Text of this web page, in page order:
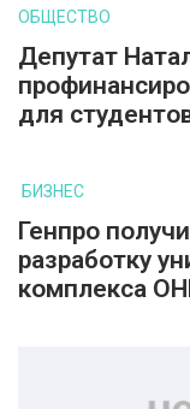
ОБЩЕСТВО
Депутат
для
БИЗНЕС
Генпро
разработку
комплекса